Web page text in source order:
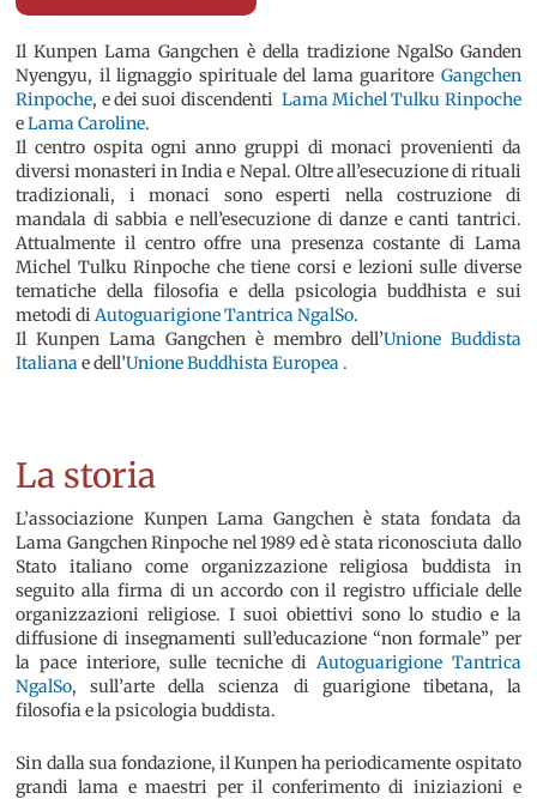
Il Kunpen Lama Gangchen è della tradizione NgalSo Ganden
Nyengyu, il lignaggio spirituale del lama guaritore Gangchen
Rinpoche, e dei suoi discendenti Lama Michel Tulku Rinpoche
eLama Caroline.
Il centro ospita ogni anno gruppi di monaci provenienti da
diversi monasteri in India e Nepal. Oltre all’esecuzione di rituali
tradizionali, i monaci sono esperti nella costruzione di
mandala di sabbia e nell’esecuzione di danze e canti tantrici.
Attualmente il centro offre una presenza costante di Lama
Michel Tulku Rinpoche che tiene corsi e lezioni sulle diverse
tematiche della filosofia e della psicologia buddhista e sui
metodi diAutoguarigione Tantrica NgalSo.
Il Kunpen Lama Gangchen è membro dell’Unione Buddista
Italianae dell’Unione Buddhista Europea .
La storia
L’associazione Kunpen Lama Gangchen è stata fondata da
Lama Gangchen Rinpoche nel 1989 ed è stata riconosciuta dallo
Stato italiano come organizzazione religiosa buddista in
seguito alla firma di un accordo con il registro ufficiale delle
organizzazioni religiose. I suoi obiettivi sono lo studio e la
diffusione di insegnamenti sull’educazione “non formale” per
la pace interiore, sulle tecniche di Autoguarigione Tantrica
NgalSo, sull’arte della scienza di guarigione tibetana, la
filosofia e la psicologia buddista.
Sin dalla sua fondazione, il Kunpen ha periodicamente ospitato
grandi lama e maestri per il conferimento di iniziazioni e